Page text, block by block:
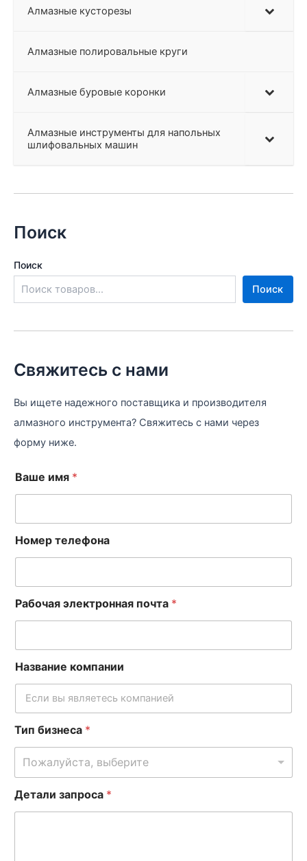
Алмазные кусторезы
Алмазные полировальные круги
Алмазные буровые коронки
Алмазные инструменты для напольных
шлифовальных машин
Поиск
Поиск
Поиск
Свяжитесь с нами
Вы ищете надежного поставщика и производителя
алмазного инструмента? Свяжитесь с нами через
форму ниже.
Ваше имя *
Номер телефона
Рабочая электронная почта *
Название компании
Тип бизнеса *
Пожалуйста, выберите
Детали запроса *